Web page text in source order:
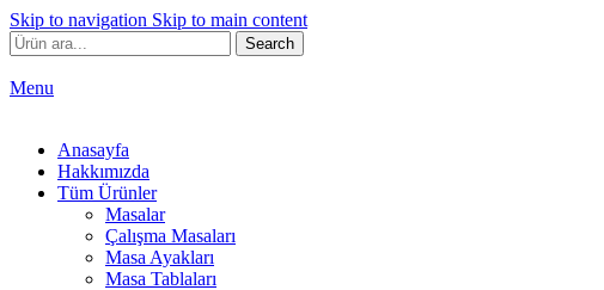
Skip to navigation Skip to main content
Search
Menu
Anasayfa
Hakkımızda
Tüm Ürünler
Masalar
Çalışma Masaları
Masa Ayakları
Masa Tablaları